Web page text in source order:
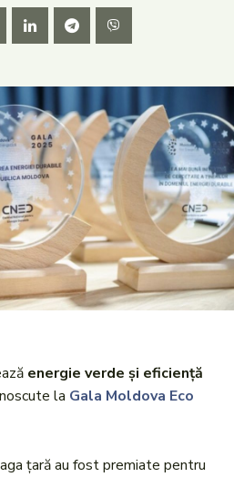
energie verde și eficiență
la Gala Moldova Eco
țară au fost premiate pentru